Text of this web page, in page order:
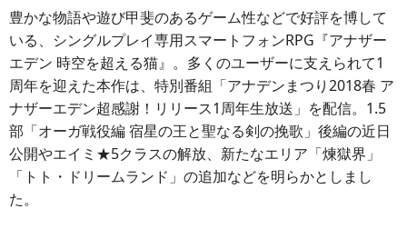
豊かな物語や遊び甲斐のあるゲーム性などで好評を博して
いる、シングルプレイ専用スマートフォンRPG『アナザー
エデン 時空を超える猫』。多くのユーザーに支えられて1
周年を迎えた本作は、特別番組「アナデンまつり2018春 ア
ナザーエデン超感謝！リリース1周年生放送」を配信。1.5
部「オーガ戦役編 宿星の王と聖なる剣の挽歌」後編の近日
公開やエイミ★5クラスの解放、新たなエリア「煉獄界」
「トト・ドリームランド」の追加などを明らかとしまし
た。